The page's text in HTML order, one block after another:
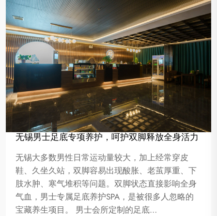
无锡男士足底专项养护，呵护双脚释放全身活力
无锡大多数男性日常运动量较大，加上经常穿皮
鞋、久坐久站，双脚容易出现酸胀、老茧厚重、下
肢水肿、寒气堆积等问题。双脚状态直接影响全身
气血，男士专属足底养护SPA，是被很多人忽略的
宝藏养生项目。 男士会所定制的足底…